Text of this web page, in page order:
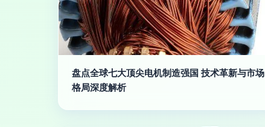
盘点全球七大顶尖电机制造强国 技术革新与市场
格局深度解析